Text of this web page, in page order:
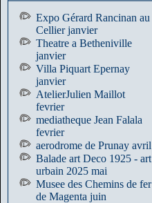
Expo Gérard Rancinan au
Cellier janvier
Theatre a Betheniville
janvier
Villa Piquart Epernay
janvier
AtelierJulien Maillot
fevrier
mediatheque Jean Falala
fevrier
aerodrome de Prunay avril
Balade art Deco 1925 - art
urbain 2025 mai
Musee des Chemins de fer
de Magenta juin